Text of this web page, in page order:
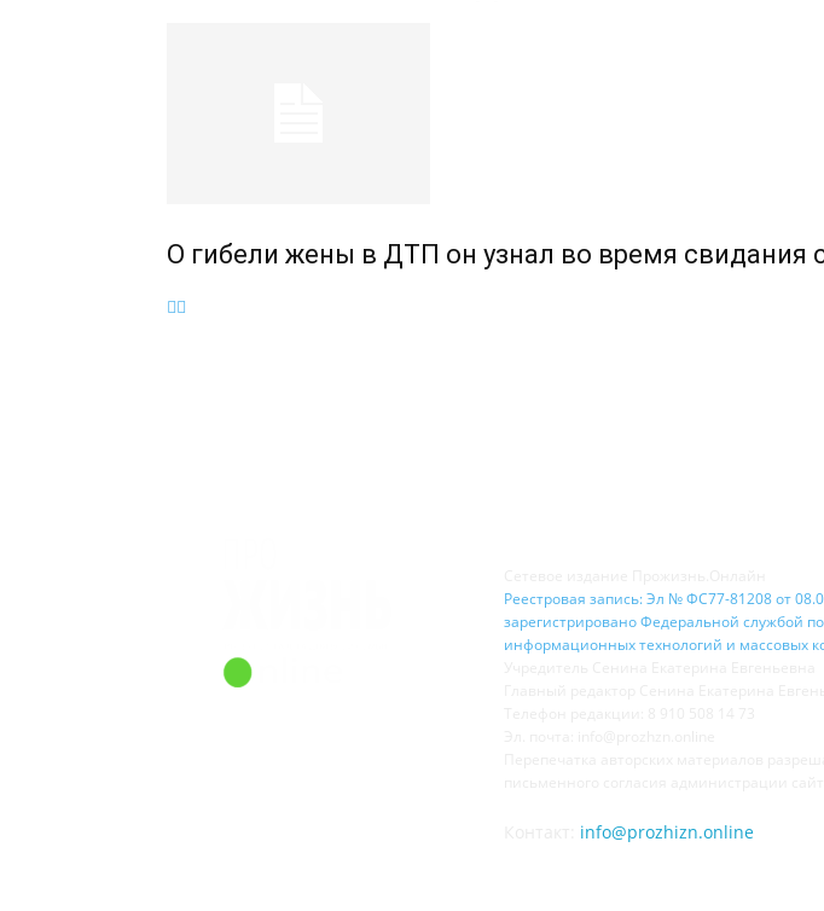
О гибели жены в ДТП он узнал во время свидания
Реестровая запись: Эл № ФС77-81208 от
зарегистрировано Федеральной службой
информационных технологий и массовых
info@prozhizn.online